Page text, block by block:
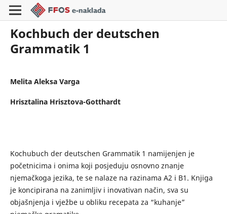
Kochbuch der deutschen
Grammatik 1
Melita Aleksa Varga
Hrisztalina Hrisztova-Gotthardt
Kochubuch der deutschen Grammatik 1 namijenjen je
početnicima i onima koji posjeduju osnovno znanje
njemačkoga jezika, te se nalaze na razinama A2 i B1. Knjiga
je koncipirana na zanimljiv i inovativan način, sva su
objašnjenja i vježbe u obliku recepata za “kuhanje”